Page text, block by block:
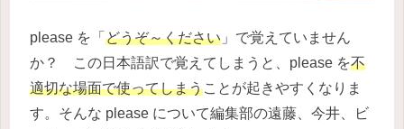
please を「 どうぞ～ください 」で覚えていません
か？ この日本語訳で覚えてしまうと、please を不
適切な場面で使ってしまうことが起きやすくなりま
す。そんな please について編集部の遠藤、今井、ビ